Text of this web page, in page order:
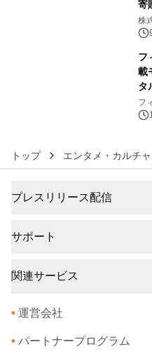
寄
株
フ
載
タ
約
ジ
フ
トップ エンタメ・カルチ
プレスリリース配信
サポート
関連サービス
• 運営会社
• パートナープログラム